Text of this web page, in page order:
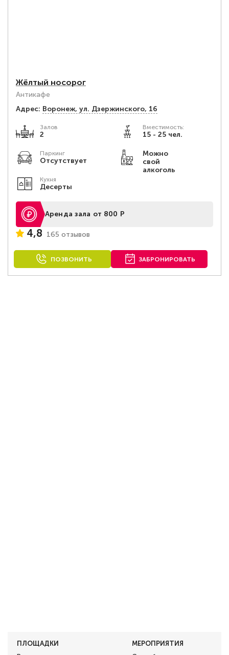
Жёлтый носорог
Антикафе
Адрес: Воронеж, ул. Дзержинского, 16
Залов
2
Вместимость:
15 - 25 чел.
Паркинг
Отсутствует
Можно
свой
алкоголь
Кухня
Десерты
Аренда зала от 800 Р
4,8 165 отзывов
ПОЗВОНИТЬ ЗАБРОНИРОВАТЬ
ПЛОЩАДКИ
МЕРОПРИЯТИЯ